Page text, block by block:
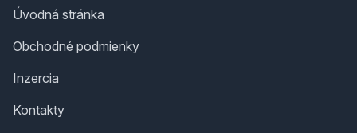
Úvodná stránka
Obchodné podmienky
Inzercia
Kontakty